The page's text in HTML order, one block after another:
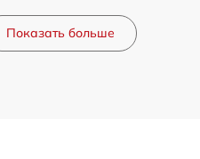
Показать больше